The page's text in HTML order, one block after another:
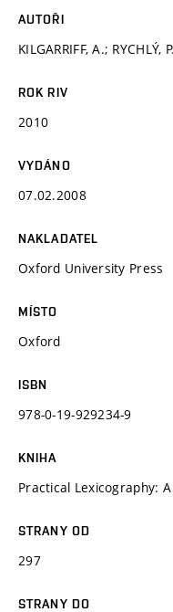
AUTOŘI
KILGARRIFF, A.; RYCHLÝ,
ROK RIV
2010
VYDÁNO
07.02.2008
NAKLADATEL
Oxford University Press
MÍSTO
Oxford
ISBN
978-0-19-929234-9
KNIHA
Practical Lexicography:
STRANY OD
297
STRANY DO